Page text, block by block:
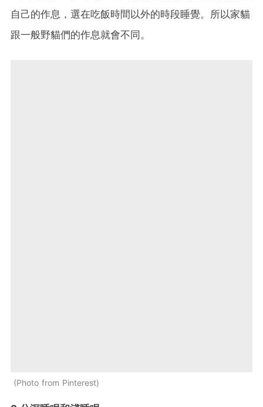
自己的作息，選在吃飯時間以外的時段睡覺。所以家貓
跟一般野貓們的作息就會不同。
Photo from Pinterest